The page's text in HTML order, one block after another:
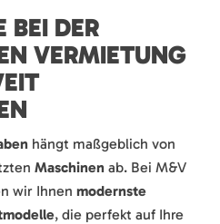
BEI DER
VERMIETUNG
hängt maßgeblich von
Maschinen ab. Bei M&V
wir Ihnen modernste
, die perfekt auf Ihre